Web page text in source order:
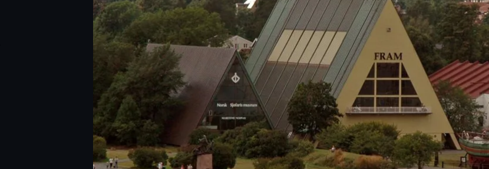
Frankrike
Sverige
Danmark
Norge